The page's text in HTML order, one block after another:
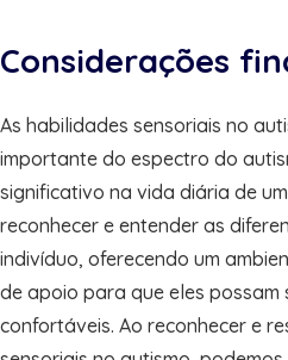
Considerações
As habilidades sensoriais no
importante do espectro do
significativo na vida diária de
reconhecer e entender as
indivíduo, oferecendo um
de apoio para que eles possam
confortáveis. Ao reconhecer e